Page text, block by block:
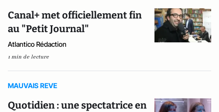
Canal+ met officiellement fin
au "Petit Journal"
Atlantico Rédaction
1 min de lecture
MAUVAIS REVE
Quotidien : une spectatrice en